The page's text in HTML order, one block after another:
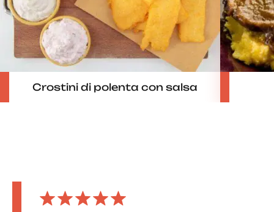
Crostini di polenta con salsa